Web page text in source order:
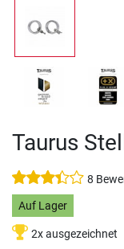
Taurus
8
Auf Lager
2x ausgezeichnet